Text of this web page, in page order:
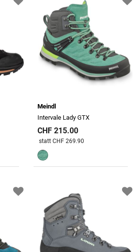
Meindl
Intervale Lady GTX
CHF 215.00
Preis reduziert von
statt CHF 269.90